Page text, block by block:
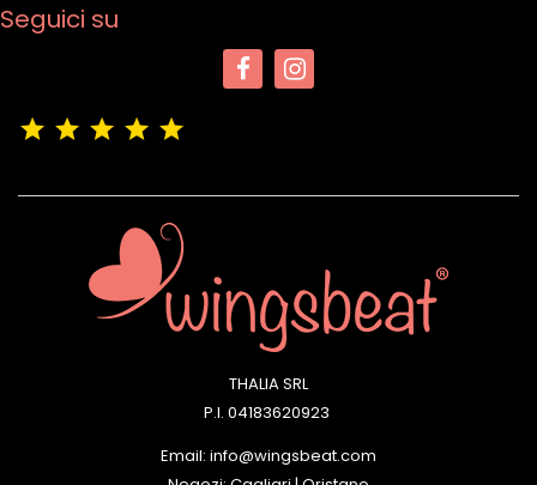
Seguici su
THALIA SRL
P.I. 04183620923
Email: info@wingsbeat.com